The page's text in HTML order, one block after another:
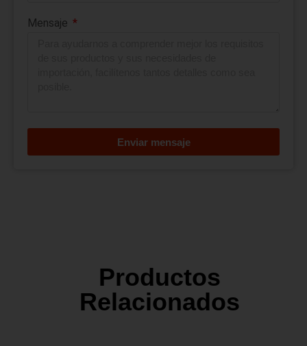
Mensaje
Enviar mensaje
Productos
Relacionados